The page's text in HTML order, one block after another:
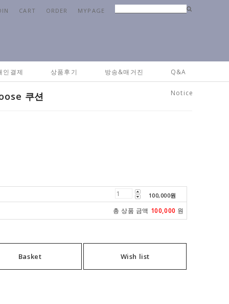
CART ORDER MYPAGE
인결제 상품후기 방송&매거진 Q&A
Notice
쿠션
100,000원
총 상품 금액 100,000 원
Basket Wish list